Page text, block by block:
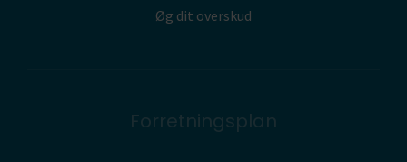
Øg dit overskud
Forretningsplan